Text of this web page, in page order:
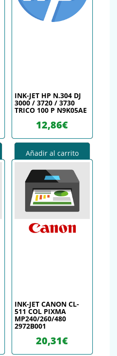
INK-JET HP N.304 DJ
3000 / 3720 / 3730
TRICO 100 P N9K05AE
12,86€
Añadir al carrito
INK-JET CANON CL-
511 COL PIXMA
MP240/260/480
2972B001
20,31€